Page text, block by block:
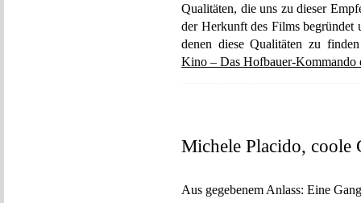
Qualitäten, die uns zu dieser
der Herkunft des Films
denen diese Qualitäten zu
Kino – Das Hofbauer-Kommando
Michele Placido, coole
Aus gegebenem Anlass: Eine